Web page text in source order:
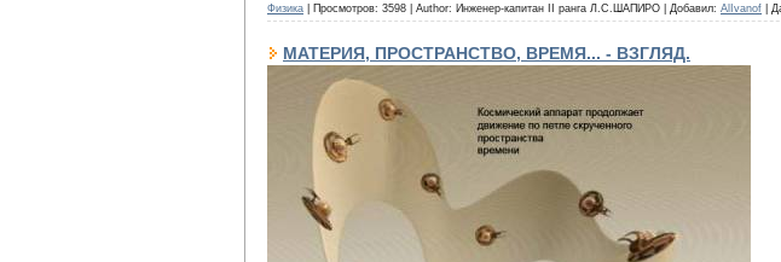
Физика | Просмотров: 3598 | Author: Инженер-капитан II ранга Л.С.ШАПИРО | Добавил: AlIvanof |
МАТЕРИЯ, ПРОСТРАНСТВО, ВРЕМЯ... - ВЗГЛЯД.